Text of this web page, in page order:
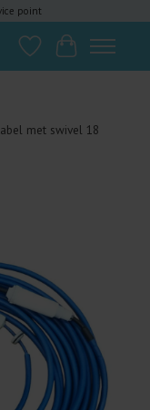
point
VerlanglijstWinkelwagen
met swivel 18